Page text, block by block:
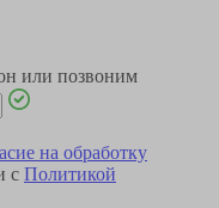
или позвоним
на обработку
с Политикой